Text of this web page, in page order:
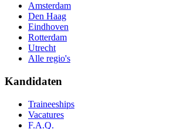
Amsterdam
Den Haag
Eindhoven
Rotterdam
Utrecht
Alle regio's
Kandidaten
Traineeships
Vacatures
F.A.Q.